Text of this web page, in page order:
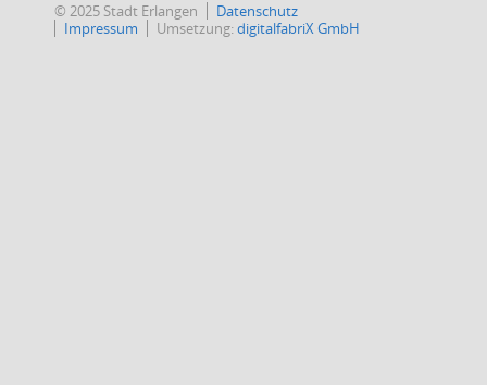
© 2025 Stadt Erlangen
Datenschutz
Impressum
Umsetzung:digitalfabriX GmbH